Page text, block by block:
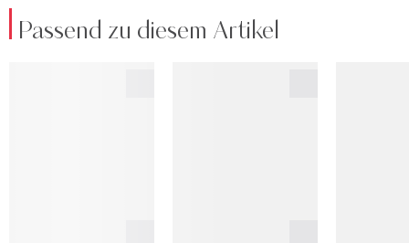
Passend zu diesem Artikel